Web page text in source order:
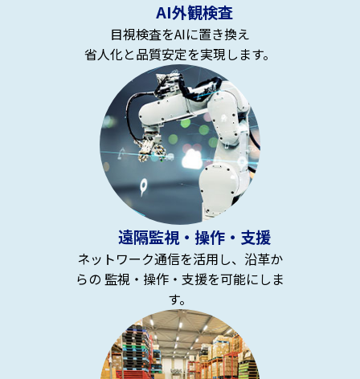
AI外観検査
目視検査をAIに置き換え
省人化と品質安定を実現します。
遠隔監視・操作・支援
ネットワーク通信を活用し、沿革か
らの 監視・操作・支援を可能にしま
す。